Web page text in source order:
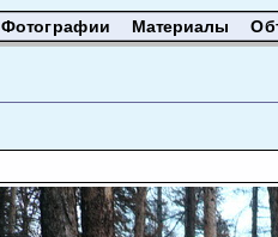
Фотографии Материалы